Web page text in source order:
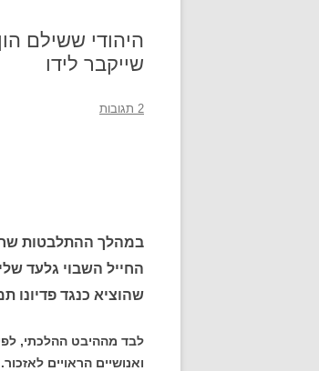
היהודי ששילם
שייקבר לידו
2 תגובות
– מאת דן
במהלך ההתלבטות
החייל השבוי גלעד
שהוציא כנגד פדיונו
לבד מההיבט ההלכתי,
ואנושיים הראויים לאזכור.